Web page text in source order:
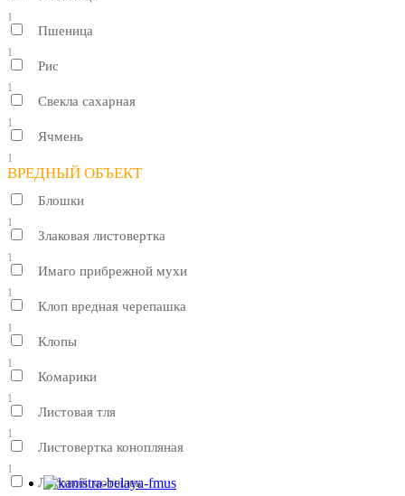
1
Пшеница
1
Рис
1
Свекла сахарная
1
Ячмень
1
ВРЕДНЫЙ ОБЪЕКТ
Блошки
1
Злаковая листовертка
1
Имаго прибрежной мухи
1
Клоп вредная черепашка
1
Клопы
1
Комарики
1
Листовая тля
1
Листовертка конопляная
1
Луговой мотылек